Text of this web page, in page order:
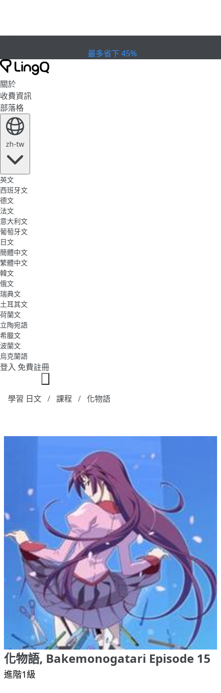
最多省下 45%
關於
收費資訊
部落格
zh-tw
英文
西班牙文
德文
法文
意大利文
葡萄牙文
日文
簡體中文
繁體中文
韓文
俄文
瑞典文
土耳其文
荷蘭文
立陶宛語
希臘文
波蘭文
烏克蘭語
登入 免費註冊
學習 日文 課程 化物語
化物語, Bakemonogatari Episode 15
進階1級